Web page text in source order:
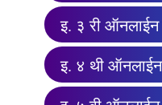
इ. ३ री
इ. ४ थी